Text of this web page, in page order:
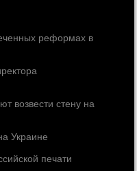
реформах в
возвести стену на
Украине
печати